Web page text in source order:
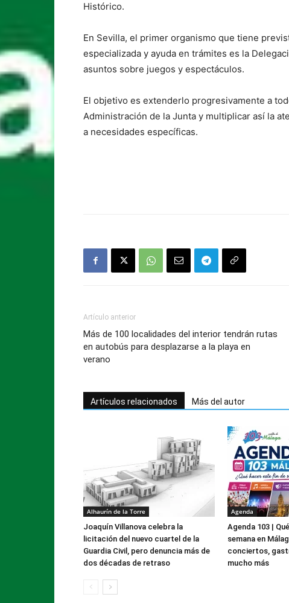
Histórico.
En Sevilla, el primer organismo que tiene
especializada y ayuda en trámites es la
asuntos sobre juegos y espectáculos.
El objetivo es extenderlo progresivamente a
Administración de la Junta y multiplicar así la
a necesidades específicas.
Artículo anterior
Más de 100 localidades del interior tendrán rutas
en autobús para desplazarse a la playa en
verano
Artículos relacionados Más del autor
Alhaurín de la Torre
Joaquín Villanova celebra la
licitación del nuevo cuartel de la
Guardia Civil, pero denuncia más de
dos décadas de retraso
Agenda
Agenda 103 |
semana en
conciertos,
mucho más